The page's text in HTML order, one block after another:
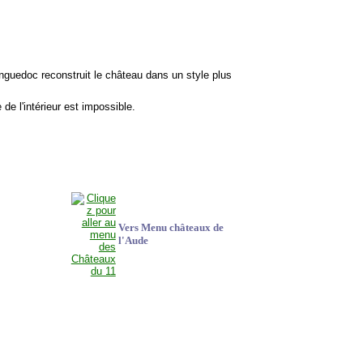
reconstruit le château dans un style plus
l'intérieur est impossible.
Vers Menu châteaux de
l'Aude